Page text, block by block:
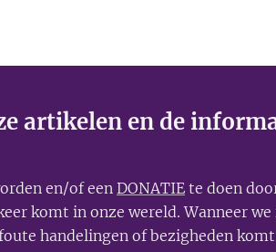
artikelen en de
en/of een DONATIE te doen
komt in onze wereld. Wanneer
handelingen of bezigheden komt